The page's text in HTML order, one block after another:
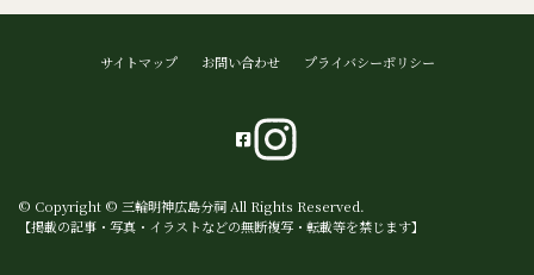
サイトマップ お問い合わせ プライバシーポリシー
© Copyright © 三輪明神広島分祠 All Rights Reserved.
【掲載の記事・写真・イラストなどの無断複写・転載等を禁じます】